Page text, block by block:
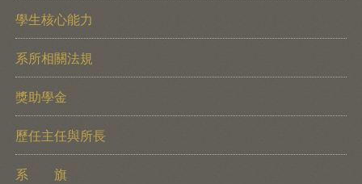
學生核心能力
系所相關法規
獎助學金
歷任主任與所長
系 旗